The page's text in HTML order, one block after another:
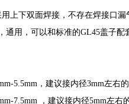
上下双面焊接，不存在焊接口漏
通用，可以和标准的GL45盖子配
5.5mm，建议接内径3mm左右的
7.5mm ，建议接内径5mm左右